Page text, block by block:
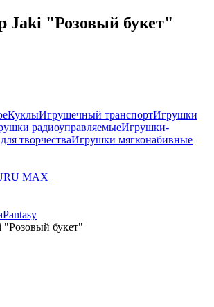
Jaki "Розовый букет"
КуклыИгрушечный транспортИгрушки
радиоуправляемыеИгрушки-
творчестваИгрушки мягконабивные
MAX
Pantasy
"Розовый букет"